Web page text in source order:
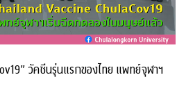
วัคซีนรุ่นแรกของไทย แพทย์จุฬาฯ